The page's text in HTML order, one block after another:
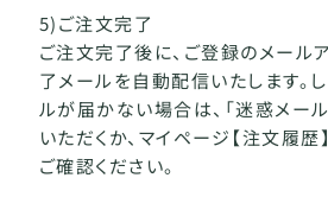
5)ご注文完了
ご注文完了後に、ご登録のメール
了メールを自動配信いたします。
ルが届かない場合は、「迷惑メー
いただくか、マイページ【注文履歴
ご確認ください。